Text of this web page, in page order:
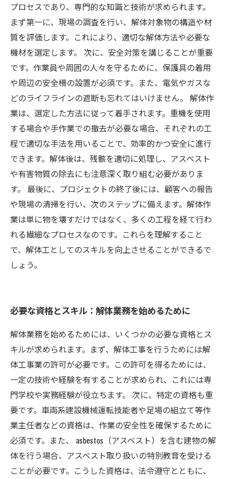
プロセスであり、専門的な知識と技術が求められます。
まず第一に、現場の調査を行い、解体対象物の構造や材
質を評価します。これにより、適切な解体方法や必要な
機材を選定します。 次に、安全対策を講じることが重要
です。作業員や周囲の人々を守るために、保護具の着用
や周辺の安全柵の設置が必須です。また、電気やガスな
どのライフラインの遮断も忘れてはいけません。 解体作
業は、選定した方法に従って着手されます。重機を使用
する場合や手作業での撤去が必要な場合、それぞれの工
程で適切な手法を用いることで、効率的かつ安全に進行
できます。解体後は、残骸を適切に処理し、アスベスト
や有害物質の除去にも注意深く取り組む必要がありま
す。 最後に、プロジェクトの終了後には、顧客への報告
や現場の清掃を行い、次のステップに備えます。解体作
業は単に物を壊すだけではなく、多くの工程を経て行わ
れる繊細なプロセスなのです。これらを理解すること
で、解体工としてのスキルを向上させることができるで
しょう。
必要な資格とスキル：解体業務を始めるために
解体業務を始めるためには、いくつかの必要な資格とス
キルが求められます。まず、解体工事を行うためには解
体工事業の許可が必要です。この許可を得るためには、
一定の技術や経験を有することが求められ、これには専
門学校や実務経験が役立ちます。 次に、特定の資格も重
要です。車両系建設機械運転技能者や足場の組立て等作
業主任者などの資格は、作業の安全性を確保するために
必須です。また、 asbestos（アスベスト）を含む建物の解
体を行う場合、アスベスト取り扱いの特別教育を受ける
ことが必要です。こうした資格は、法令遵守とともに、